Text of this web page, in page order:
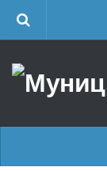
Об учреждении
Районные